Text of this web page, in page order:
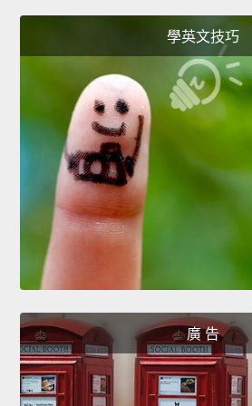
學英文技巧
廣 告